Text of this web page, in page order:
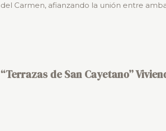
del Carmen, afianzando la unión entre
“Terrazas de San Cayetano”